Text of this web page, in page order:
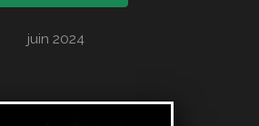
juin 2024